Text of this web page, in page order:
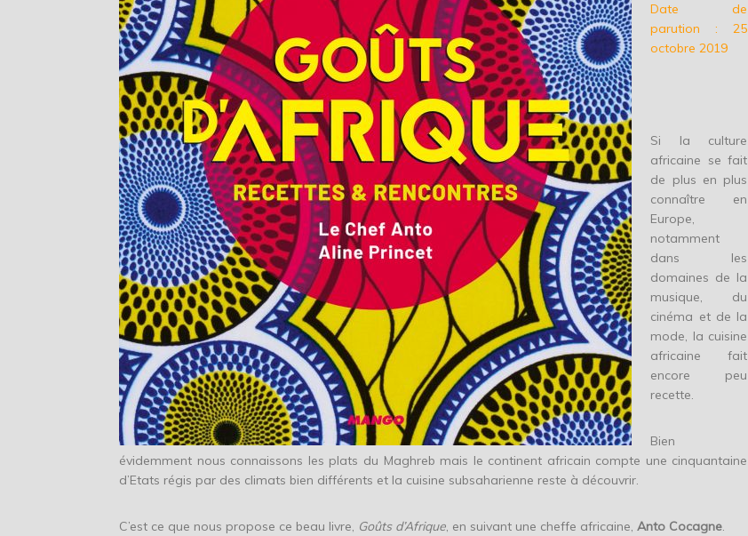
Date de
parution : 25
octobre 2019
Si la culture
africaine se fait
de plus en plus
connaître en
Europe,
notamment
dans les
domaines de la
musique, du
cinéma et de la
mode, la cuisine
africaine fait
encore peu
recette.
Bien
évidemment nous connaissons les plats du Maghreb mais le continent africain compte une cinquantaine
d’Etats régis par des climats bien différents et la cuisine subsaharienne reste à découvrir.
C’est ce que nous propose ce beau livre, Goûts d’Afrique, en suivant une cheffe africaine,Anto Cocagne.